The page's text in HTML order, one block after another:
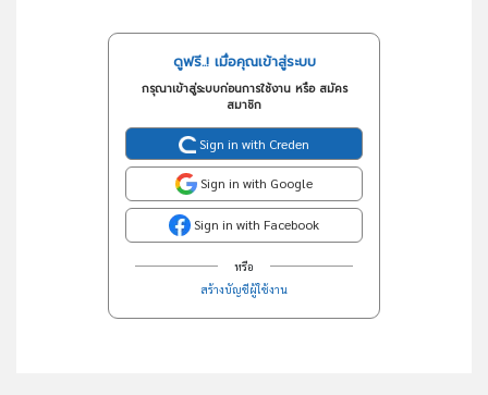
ดูฟรี..! เมื่อคุณเข้าสู่ระบบ
กรุณาเข้าสู่ระบบก่อนการใช้งาน หรือ สมัคร
สมาชิก
Sign in with Creden
Sign in with Google
Sign in with Facebook
หรือ
สร้างบัญชีผู้ใช้งาน